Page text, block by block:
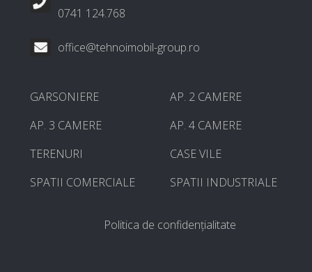
0741 124.768
office@tehnoimobil-group.ro
GARSONIERE
AP. 2 CAMERE
AP. 3 CAMERE
AP. 4 CAMERE
TERENURI
CASE VILE
SPATII COMERCIALE
SPATII INDUSTRIALE
Politica de confidențialitate